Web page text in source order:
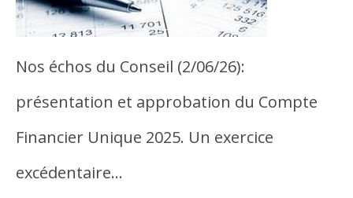
Nos échos du Conseil (2/06/26):
présentation et approbation du Compte
Financier Unique 2025. Un exercice
excédentaire…